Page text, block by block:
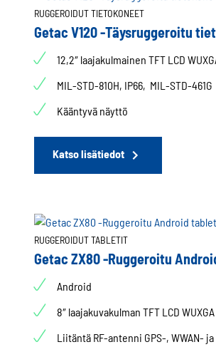
RUGGEROIDUT TIETOKONEET
Getac V120 -Täysruggeroitu
12,2″ laajakulmainen TFT LCD
MIL-STD-810H, IP66, MIL-STD-461G
Kääntyvä näyttö
Katso lisätiedot
RUGGEROIDUT TABLETIT
Getac ZX80 -Ruggeroitu
Android
8″ laajakuvakulman TFT LCD
Liitäntä RF-antenni GPS-, WWAN-